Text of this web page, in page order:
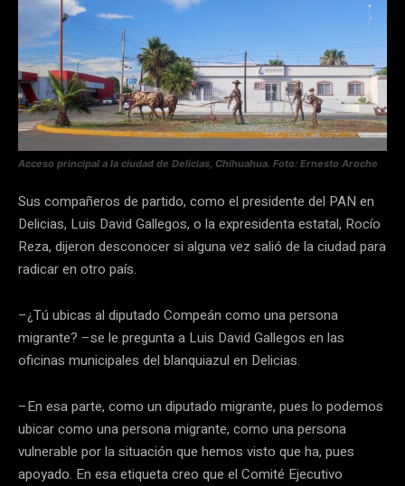
Acceso principal a la ciudad de Delicias, Chihuahua. Foto: Ernesto Aroche
Sus compañeros de partido, como el presidente del PAN en
Delicias, Luis David Gallegos, o la expresidenta estatal, Rocío
Reza, dijeron desconocer si alguna vez salió de la ciudad para
radicar en otro país.
–¿Tú ubicas al diputado Compeán como una persona
migrante? –se le pregunta a Luis David Gallegos en las
oficinas municipales del blanquiazul en Delicias.
–En esa parte, como un diputado migrante, pues lo podemos
ubicar como una persona migrante, como una persona
vulnerable por la situación que hemos visto que ha, pues
apoyado. En esa etiqueta creo que el Comité Ejecutivo